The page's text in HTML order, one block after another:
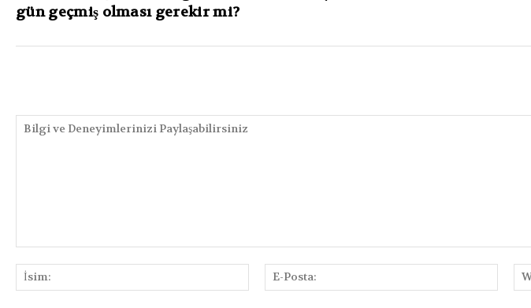
gün geçmiş olması gerekir mi?
ve
Deneyimlerinizi
İsim:
Posta: